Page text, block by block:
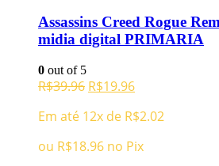
Assassins Creed Rogue
midia digital PRIMARIA
0 out of 5
R$39.96 O
original
era:
R$39.96.
R$19.96O
atual
é:
R$19.96.
Em até 12x de R$2.02
ou R$18.96 no Pix